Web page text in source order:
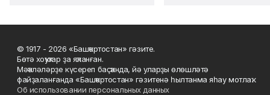
© 1917 - 2026 «Башҡортостан» гәзите.
Бөтә хоҡуҡтар ҙа яҡланған.
Мәҡәләләрҙе күсереп баҫҡанда, йә уларҙы өлөшләтә
файҙаланғанда «Башҡортостан» гәзитенә һылтанма яһау мотлаҡ.
Об использовании персональных данных